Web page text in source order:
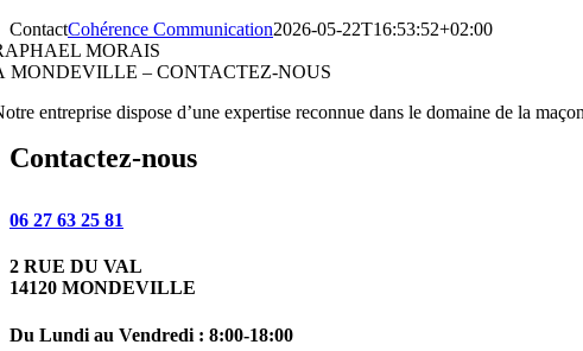
ContactCohérence Communication2026-05-22T16:53:52+02:00
MORAIS
MONDEVILLE – CONTACTEZ-NOUS
entreprise dispose d’une expertise reconnue dans le domaine de la
Contactez-nous
06 27 63 25 81
2 RUE DU VAL
14120 MONDEVILLE
Du Lundi au Vendredi : 8:00-18:00